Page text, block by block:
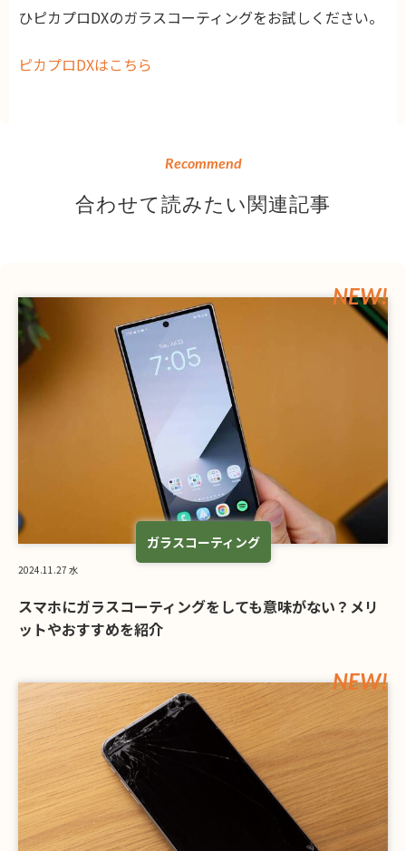
ひピカプロDXのガラスコーティングをお試しください。
ピカプロDXはこちら
Recommend
合わせて読みたい関連記事
NEW!
ガラスコーティング
2024.11.27 水
スマホにガラスコーティングをしても意味がない？メリ
ットやおすすめを紹介
NEW!